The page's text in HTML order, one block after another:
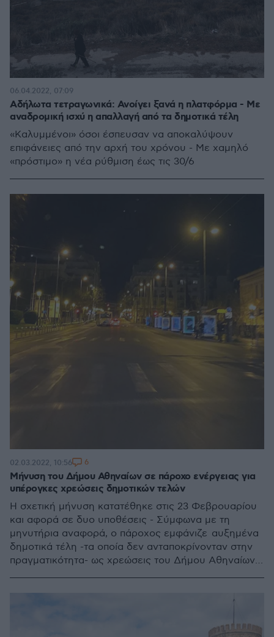
Αδήλωτα τετραγωνικά: Ανοίγει ξανά η πλατφόρμα - Με
αναδρομική ισχύ η απαλλαγή από τα δημοτικά τέλη
«Καλυμμένοι» όσοι έσπευσαν να αποκαλύψουν
επιφάνειες από την αρχή του χρόνου - Με χαμηλό
«πρόστιμο» η νέα ρύθμιση έως τις 30/6
06.04.2022, 07:09
Μήνυση του Δήμου Αθηναίων σε πάροχο ενέργειας για
υπέρογκες χρεώσεις δημοτικών τελών
Η σχετική μήνυση κατατέθηκε στις 23 Φεβρουαρίου
και αφορά σε δυο υποθέσεις - Σύμφωνα με τη
μηνυτήρια αναφορά, ο πάροχος εμφάνιζε αυξημένα
δημοτικά τέλη -τα οποία δεν ανταποκρίνονταν στην
πραγματικότητα- ως χρεώσεις του Δήμου Αθηναίων
02.03.2022, 10:56 6